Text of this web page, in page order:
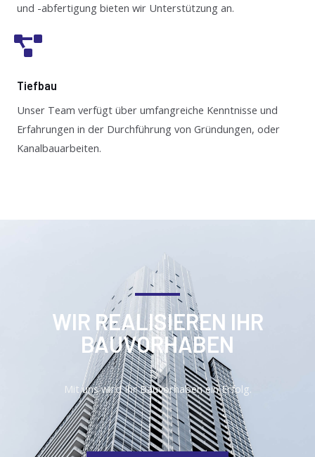
und -abfertigung bieten wir Unterstützung an.
Tiefbau
Unser Team verfügt über umfangreiche Kenntnisse und
Erfahrungen in der Durchführung von Gründungen, oder
Kanalbauarbeiten.
WIR REALISIEREN IHR
BAUVORHABEN
Mit uns wird Ihr Bauvorhaben ein Erfolg.